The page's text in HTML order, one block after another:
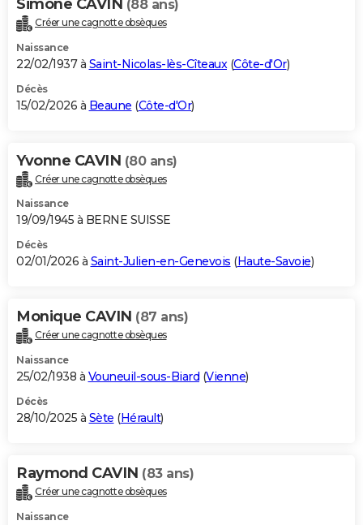
Simone CAVIN (88 ans)
Créer une cagnotte obsèques
Naissance
22/02/1937 à Saint-Nicolas-lès-Cîteaux (Côte-d'Or)
Décès
15/02/2026 à Beaune (Côte-d'Or)
Yvonne CAVIN (80 ans)
Créer une cagnotte obsèques
Naissance
19/09/1945 à BERNE SUISSE
Décès
02/01/2026 à Saint-Julien-en-Genevois (Haute-Savoie)
Monique CAVIN (87 ans)
Créer une cagnotte obsèques
Naissance
25/02/1938 à Vouneuil-sous-Biard (Vienne)
Décès
28/10/2025 à Sète (Hérault)
Raymond CAVIN (83 ans)
Créer une cagnotte obsèques
Naissance